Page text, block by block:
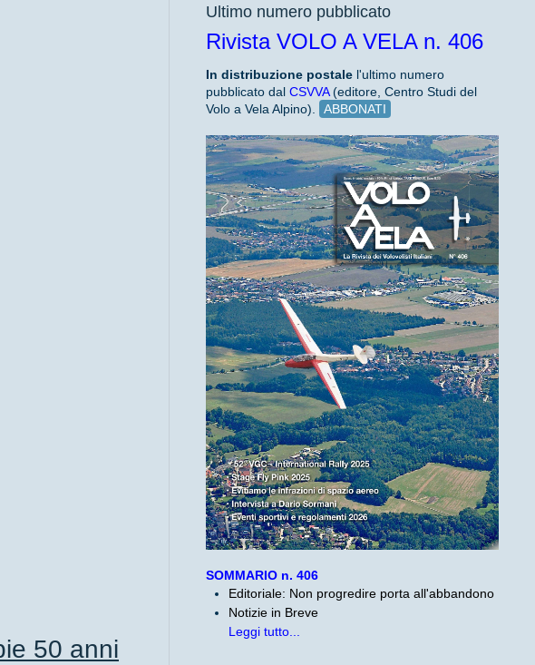
Ultimo numero pubblicato
Rivista VOLO A VELA n. 406
In distribuzione postalel'ultimo numero
pubblicato dal CSVVA(editore, Centro Studi del
Volo a Vela Alpino).
ABBONATI
SOMMARIO n. 406
Editoriale: Non progredire porta all'abbandono
Notizie in Breve
Leggi tutto...
50 anni